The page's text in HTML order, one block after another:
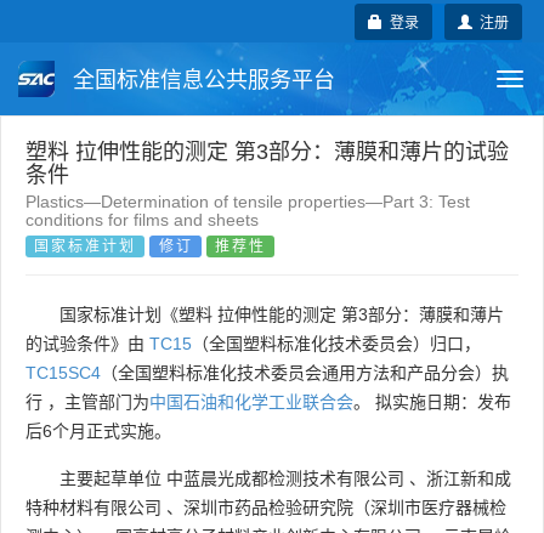
注册
登录
全国标准信息公共服务平台
国家标准 行业标准 地方标准
团体标准 企业标准 国际标准
塑料 拉伸性能的测定 第3部分：薄膜和薄片的试验
条件
Plastics—Determination of tensile properties—Part 3: Test
conditions for films and sheets
国家标准计划 修订 推荐性
国家标准计划《塑料 拉伸性能的测定 第3部分：薄膜和薄片
的试验条件》由 TC15 （全国塑料标准化技术委员会）归口，
TC15SC4 （全国塑料标准化技术委员会通用方法和产品分会）执
行 ，主管部门为中国石油和化学工业联合会。 拟实施日期：发布
后6个月正式实施。
主要起草单位 中蓝晨光成都检测技术有限公司 、 浙江新和成
特种材料有限公司 、 深圳市药品检验研究院（深圳市医疗器械检